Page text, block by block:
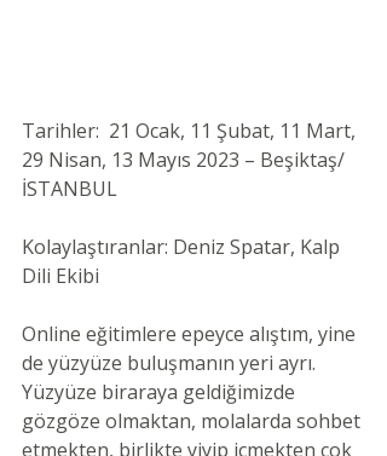
Tarihler:  21 Ocak, 11 Şubat, 11 Mart,
29 Nisan, 13 Mayıs 2023 – Beşiktaş/
İSTANBUL
Kolaylaştıranlar: Deniz Spatar, Kalp
Dili Ekibi
Online eğitimlere epeyce alıştım, yine
de yüzyüze buluşmanın yeri ayrı.
Yüzyüze biraraya geldiğimizde
gözgöze olmaktan, molalarda sohbet
etmekten, birlikte yiyip içmekten çok